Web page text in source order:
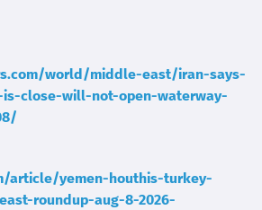
world/middle-east/iran-says-
close-will-not-open-waterway-
article/yemen-houthis-turkey-
roundup-aug-8-2026-